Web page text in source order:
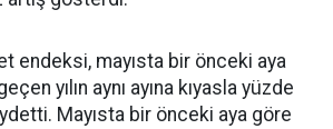
endeksi, mayısta bir önceki aya
yılın aynı ayına kıyasla yüzde
Mayısta bir önceki aya göre